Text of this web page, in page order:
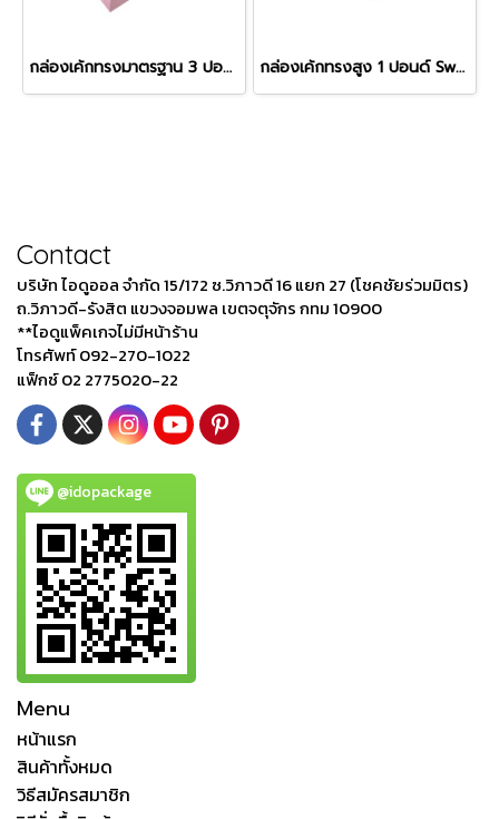
กล่องเค้กทรงมาตรฐาน 3 ปอนด์ ลาย Peony กล่องเค้กทรงสูง 1 ปอนด์ Sweet Floral สีฟ้า
Contact
บริษัท ไอดูออล จำกัด 15/172 ซ.วิภาวดี 16 แยก 27 (โชคชัยร่วมมิตร)
ถ.วิภาวดี-รังสิต แขวงจอมพล เขตจตุจักร กทม 10900
**ไอดูแพ็คเกจไม่มีหน้าร้าน
โทรศัพท์ 092-270-1022
แฟ็กซ์ 02 2775020-22
@idopackage
Menu
หน้าแรก
สินค้าทั้งหมด
วิธีสมัครสมาชิก